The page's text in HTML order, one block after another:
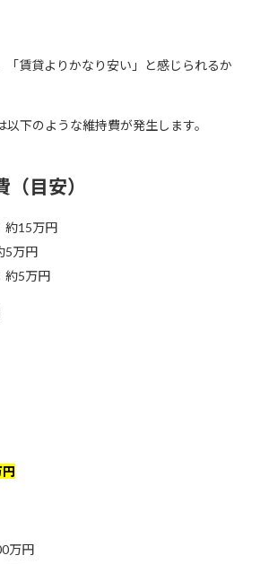
「賃貸よりかなり安い」と感じられるか
以下のような維持費が発生します。
目安）
約15万円
5万円
約5万円
万円